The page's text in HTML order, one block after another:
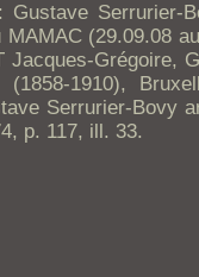
Gustave Serrurier-
MAMAC (29.09.08
Jacques-Grégoire,
(1858-1910),
Serrurier-Bovy
p. 117, ill. 33.